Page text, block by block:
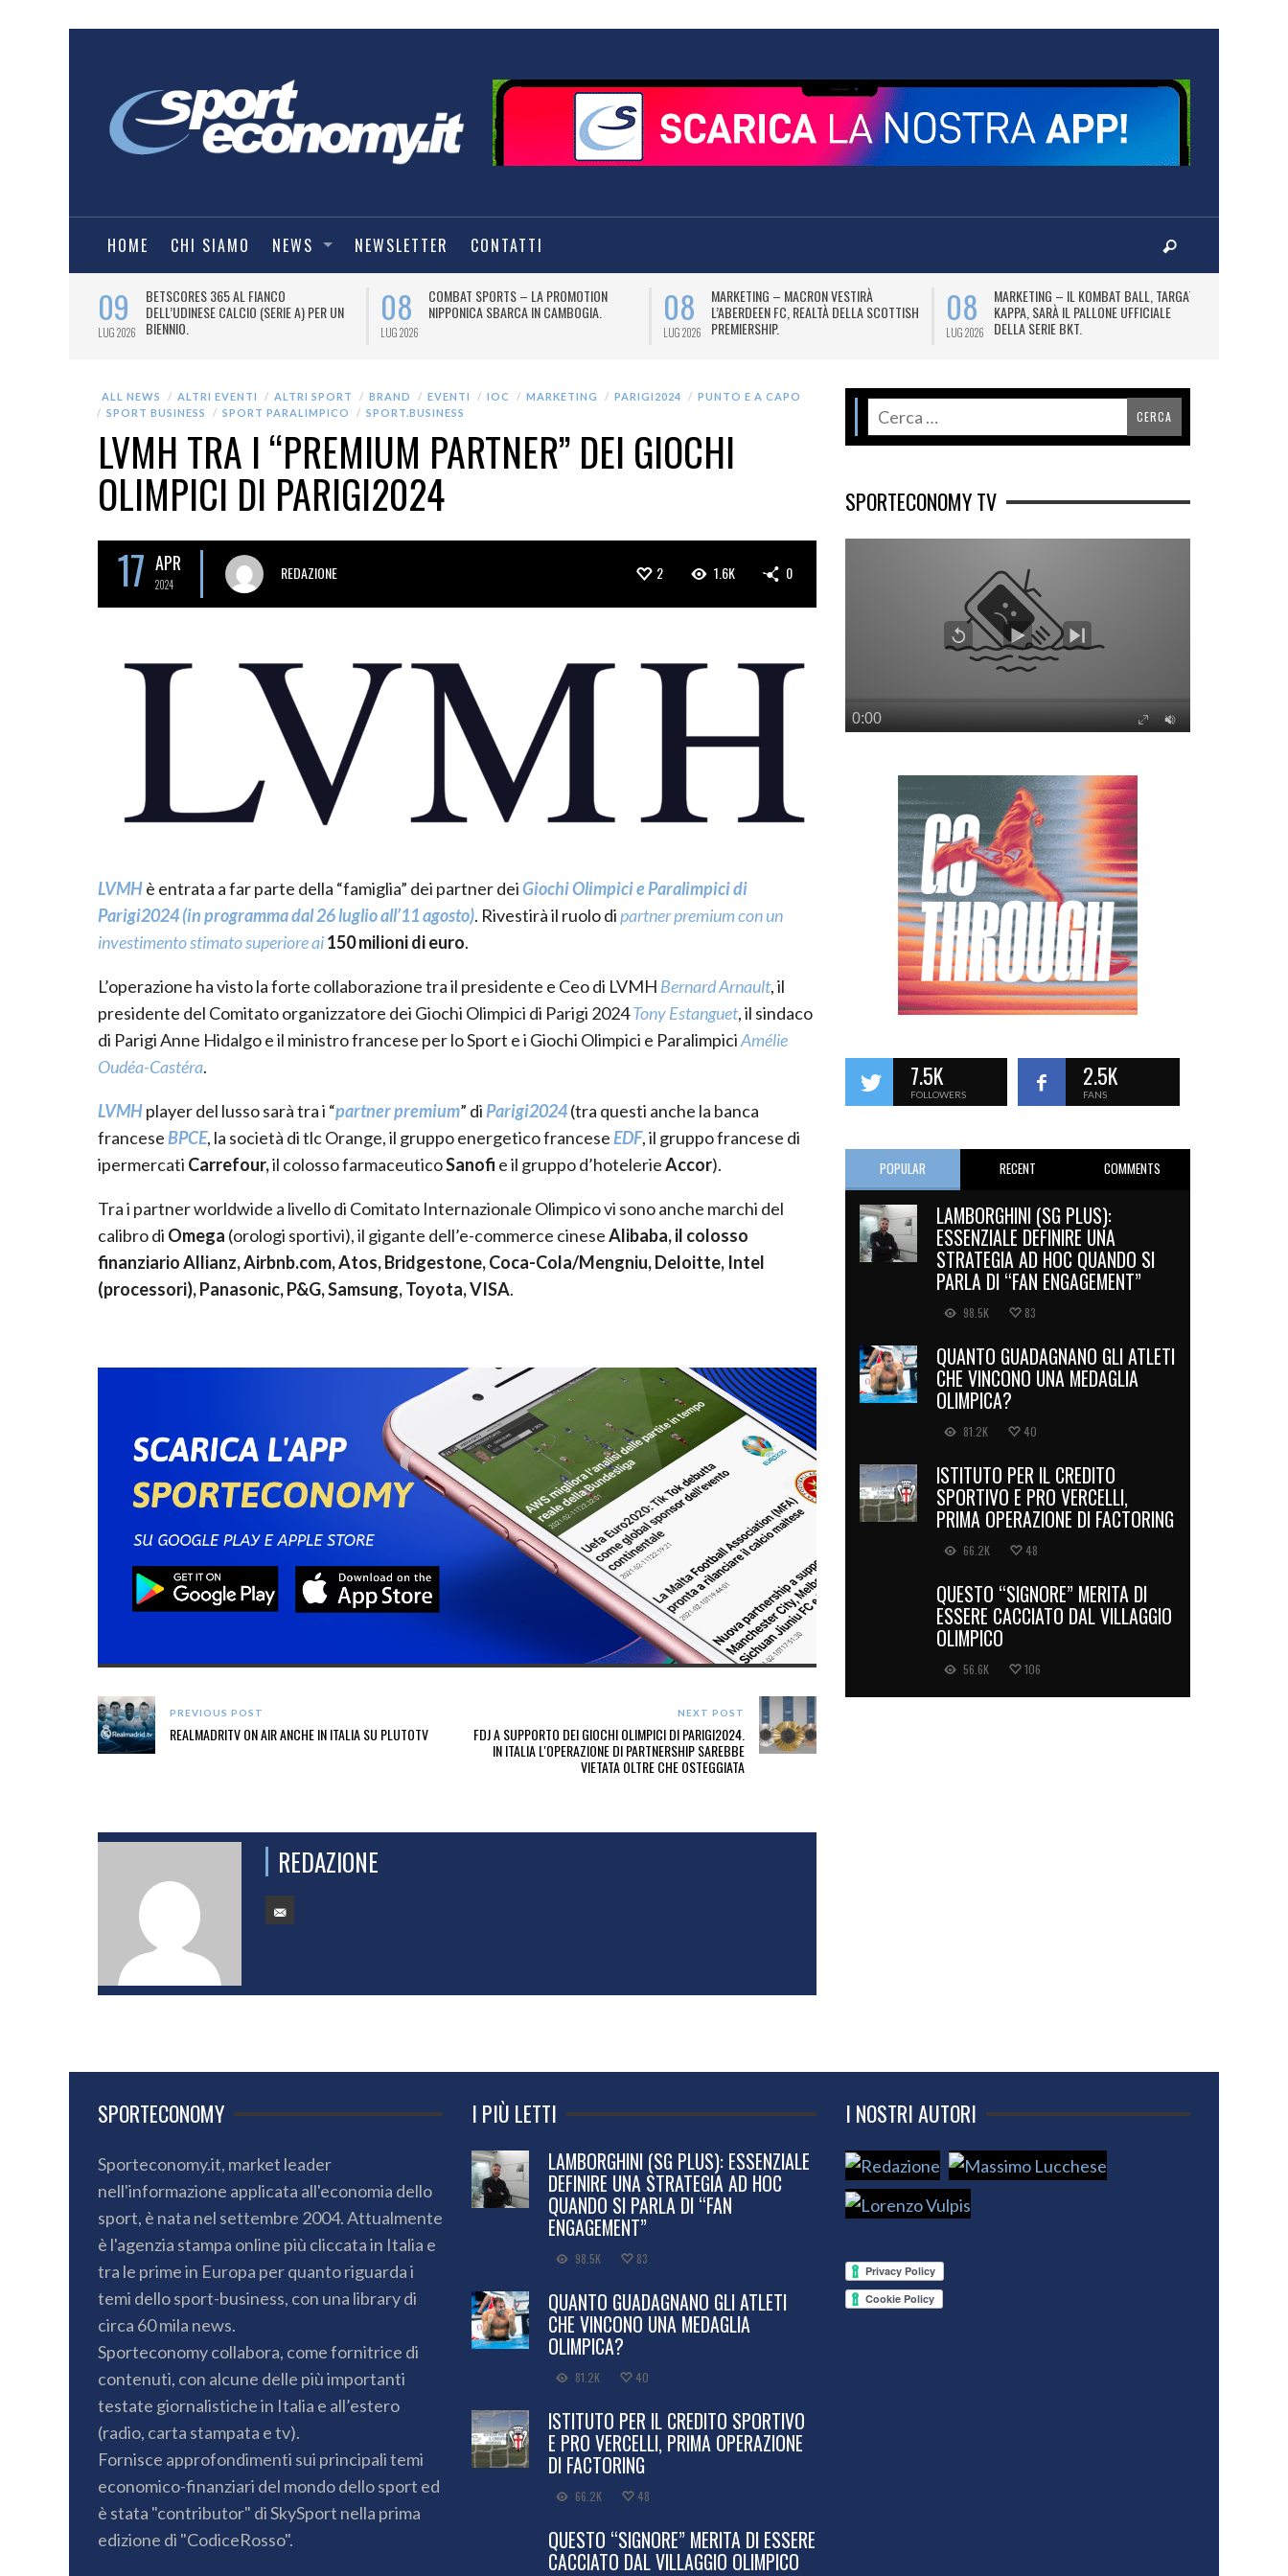
HOME CHI SIAMO NEWS NEWSLETTER CONTATTI
09
LUG 2026
BETSCORES 365 AL FIANCO
DELL’UDINESE CALCIO (SERIE A) PER UN
BIENNIO.
08
LUG 2026
COMBAT SPORTS – LA PROMOTION
NIPPONICA SBARCA IN CAMBOGIA.
08
LUG 2026
MARKETING – MACRON VESTIRÀ
L’ABERDEEN FC, REALTÀ DELLA SCOTTISH
PREMIERSHIP.
08
LUG 2026
MARKETING – IL KOMBAT BALL, TARGATO
KAPPA, SARÀ IL PALLONE UFFICIALE
DELLA SERIE BKT.
ALL NEWS ALTRI EVENTI ALTRI SPORT BRAND EVENTI IOC MARKETING PARIGI2024
PUNTO E A CAPO
SPORT BUSINESS
SPORT PARALIMPICO SPORT.BUSINESS
LVMH TRA I “PREMIUM PARTNER” DEI GIOCHI
OLIMPICI DI PARIGI2024
17 APR
2024
REDAZIONE 2 1.6K 0
LVMHè entrata a far parte della “famiglia” dei partner deiGiochi Olimpici e Paralimpici di
Parigi2024 (in programma dal 26 luglio all’11 agosto). Rivestirà il ruolo dipartner premium con un
investimento stimato superiore ai150 milioni di euro.
L’operazione ha visto la forte collaborazione tra il presidente e Ceo di LVMH Bernard Arnault, il
presidente del Comitato organizzatore dei Giochi Olimpici di Parigi 2024Tony Estanguet, il sindaco
di Parigi Anne Hidalgo e il ministro francese per lo Sport e i Giochi Olimpici e ParalimpiciAmélie
Oudéa-Castéra.
LVMHplayer del lusso sarà tra i “partner premium” di Parigi2024(tra questi anche la banca
franceseBPCE, la società di tlc Orange, il gruppo energetico franceseEDF, il gruppo francese di
ipermercati Carrefour,il colosso farmaceuticoSanofi e il gruppo d’hotelerieAccor).
Tra i partner worldwide a livello di Comitato Internazionale Olimpico vi sono anche marchi del
calibro di Omega (orologi sportivi), il gigante dell’e-commerce cineseAlibaba, il colosso
finanziario Allianz, Airbnb.com, Atos, Bridgestone, Coca-Cola/Mengniu, Deloitte, Intel
(processori), Panasonic, P&G, Samsung, Toyota, VISA.
PREVIOUS POST
REALMADRITV ON AIR ANCHE IN ITALIA SU PLUTOTV
NEXT POST
FDJ A SUPPORTO DEI GIOCHI OLIMPICI DI PARIGI2024.
IN ITALIA L'OPERAZIONE DI PARTNERSHIP SAREBBE
VIETATA OLTRE CHE OSTEGGIATA
REDAZIONE
SPORTECONOMY TV
7.5K
FOLLOWERS
2.5K
FANS
POPULAR RECENT COMMENTS
LAMBORGHINI (SG PLUS):
ESSENZIALE DEFINIRE UNA
STRATEGIA AD HOC QUANDO SI
PARLA DI “FAN ENGAGEMENT”
98.5K 83
QUANTO GUADAGNANO GLI ATLETI
CHE VINCONO UNA MEDAGLIA
OLIMPICA?
81.2K 40
ISTITUTO PER IL CREDITO
SPORTIVO E PRO VERCELLI,
PRIMA OPERAZIONE DI FACTORING
66.2K 48
QUESTO “SIGNORE” MERITA DI
ESSERE CACCIATO DAL VILLAGGIO
OLIMPICO
56.6K 106
SPORTECONOMY
Sporteconomy.it, market leader
nell'informazione applicata all'economia dello
sport, è nata nel settembre 2004. Attualmente
è l'agenzia stampa online più cliccata in Italia e
tra le prime in Europa per quanto riguarda i
temi dello sport-business, con una library di
circa 60 mila news.
Sporteconomy collabora, come fornitrice di
contenuti, con alcune delle più importanti
testate giornalistiche in Italia e all’estero
(radio, carta stampata e tv).
Fornisce approfondimenti sui principali temi
economico-finanziari del mondo dello sport ed
è stata "contributor" di SkySport nella prima
edizione di "CodiceRosso".
I PIÙ LETTI
LAMBORGHINI (SG PLUS): ESSENZIALE
DEFINIRE UNA STRATEGIA AD HOC
QUANDO SI PARLA DI “FAN
ENGAGEMENT”
98.5K 83
QUANTO GUADAGNANO GLI ATLETI
CHE VINCONO UNA MEDAGLIA
OLIMPICA?
81.2K 40
ISTITUTO PER IL CREDITO SPORTIVO
E PRO VERCELLI, PRIMA OPERAZIONE
DI FACTORING
66.2K 48
QUESTO “SIGNORE” MERITA DI ESSERE
CACCIATO DAL VILLAGGIO OLIMPICO
I NOSTRI AUTORI